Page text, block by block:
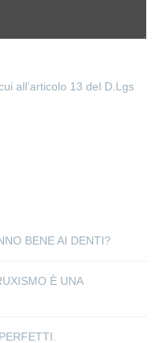
all’articolo 13 del D.Lgs
BENE AI DENTI?
È UNA